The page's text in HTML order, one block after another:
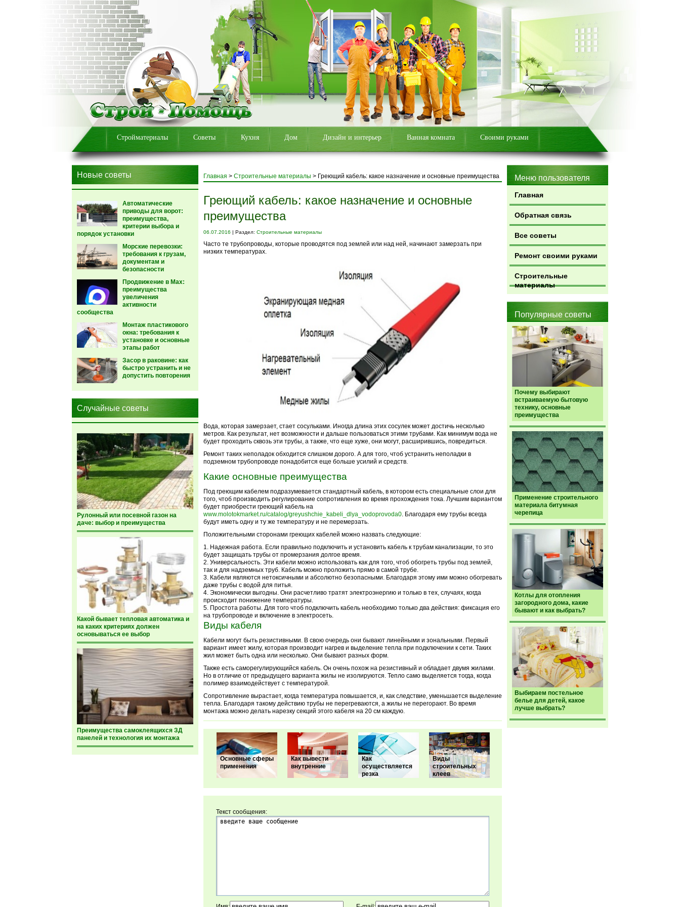
Стройматериалы Советы Кухня Дом Дизайн и интерьер Ванная комната Своими руками
Новые советы
Автоматические
приводы для ворот:
преимущества,
критерии выбора и
порядок установки
Морские перевозки:
требования к грузам,
документам и
безопасности
Продвижение в Max:
преимущества
увеличения
активности
сообщества
Монтаж пластикового
окна: требования к
установке и основные
этапы работ
Засор в раковине: как
быстро устранить и не
допустить повторения
Случайные советы
Рулонный или посевной газон на
даче: выбор и преимущества
Какой бывает тепловая автоматика и
на каких критериях должен
основываться ее выбор
Преимущества самоклеящихся ЗД
панелей и технология их монтажа
Меню пользователя
Главная
Обратная связь
Все советы
Ремонт своими руками
Строительные
материалы
Популярные советы
Почему выбирают
встраиваемую бытовую
технику, основные
преимущества
Применение строительного
материала битумная
черепица
Котлы для отопления
загородного дома, какие
бывают и как выбрать?
Выбираем постельное
белье для детей, какое
лучше выбрать?
Главная > Строительные материалы > Греющий кабель: какое назначение и основные преимущества
Греющий кабель: какое назначение и основные
преимущества
06.07.2016 | Раздел: Строительные материалы
Часто те трубопроводы, которые проводятся под землей или над ней, начинают замерзать при
низких температурах.
Вода, которая замерзает, стает сосульками. Иногда длина этих сосулек может достичь несколько
метров. Как результат, нет возможности и дальше пользоваться этими трубами. Как минимум вода не
будет проходить сквозь эти трубы, а также, что еще хуже, они могут, расширившись, повредиться.
Ремонт таких неполадок обходится слишком дорого. А для того, чтоб устранить неполадки в
подземном трубопроводе понадобится еще больше усилий и средств.
Какие основные преимущества
Под греющим кабелем подразумевается стандартный кабель, в котором есть специальные слои для
того, чтоб производить регулирование сопротивления во время прохождения тока. Лучшим вариантом
будет приобрести греющий кабель на
www.molotokmarket.ru/catalog/greyushchie_kabeli_dlya_vodoprovoda0. Благодаря ему трубы всегда
будут иметь одну и ту же температуру и не перемерзать.
Положительными сторонами греющих кабелей можно назвать следующие:
Надежная работа. Если правильно подключить и установить кабель к трубам канализации, то это
будет защищать трубы от промерзания долгое время.
Универсальность. Эти кабели можно использовать как для того, чтоб обогреть трубы под землей,
так и для надземных труб. Кабель можно проложить прямо в самой трубе.
Кабели являются нетоксичными и абсолютно безопасными. Благодаря этому ими можно обогревать
даже трубы с водой для питья.
Экономически выгодны. Они расчетливо тратят электроэнергию и только в тех, случаях, когда
происходит понижение температуры.
Простота работы. Для того чтоб подключить кабель необходимо только два действия: фиксация его
на трубопроводе и включение в электросеть.
Виды кабеля
Кабели могут быть резистивными. В свою очередь они бывают линейными и зональными. Первый
вариант имеет жилу, которая производит нагрев и выделение тепла при подключении к сети. Таких
жил может быть одна или несколько. Они бывают разных форм.
Также есть саморегулирующийся кабель. Он очень похож на резистивный и обладает двумя жилами.
Но в отличие от предыдущего варианта жилы не изолируются. Тепло само выделяется тогда, когда
полимер взаимодействует с температурой.
Сопротивление вырастает, когда температура повышается, и, как следствие, уменьшается выделение
тепла. Благодаря такому действию трубы не перегреваются, а жилы не перегорают. Во время
монтажа можно делать нарезку секций этого кабеля на 20 см каждую.
Основные сферы
применения
Как вывести
внутренние
Как
осуществляется
резка
Виды
строительных
клеев
Текст сообщения: